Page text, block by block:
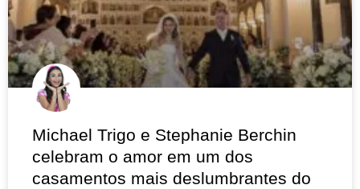
Michael Trigo e Stephanie Berchin
celebram o amor em um dos
casamentos mais deslumbrantes do